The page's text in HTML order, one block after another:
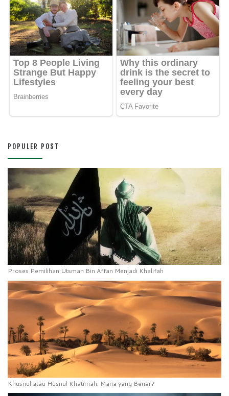
POPULER POST
Proses Pemilihan Utsman Bin Affan Menjadi Khalifah
Khusnul atau Husnul Khatimah, Mana yang Benar?